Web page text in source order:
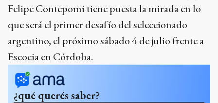
Felipe Contepomi tiene puesta la mirada en lo
que será el primer desafío del seleccionado
argentino, el próximo sábado 4 de julio frente a
Escocia en Córdoba.
¿qué querés saber?